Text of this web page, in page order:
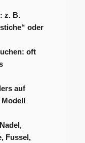
z. B.
oder
oft
auf
Nadel,
Fussel,